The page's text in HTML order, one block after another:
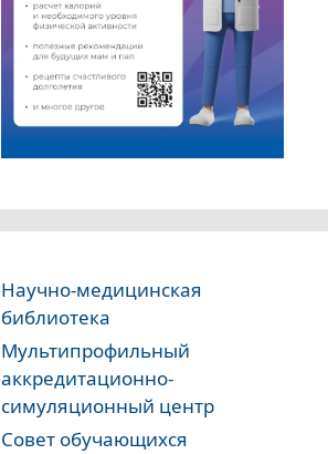
Научно-медицинская
библиотека
Мультипрофильный
аккредитационно-
симуляционный центр
Совет обучающихся